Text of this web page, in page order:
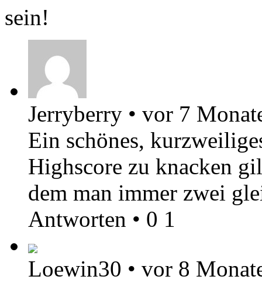
sein!
Jerryberry • vor 7
Ein schönes,
Highscore zu knacken
dem man immer zwei
Antworten • 0 1
Loewin30 • vor 8